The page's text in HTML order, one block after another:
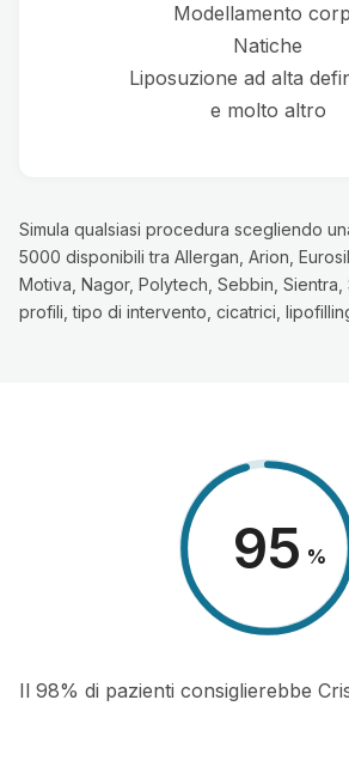
Modellamento
Natiche
Liposuzione ad alta
e molto altro
Simula qualsiasi procedura scegliendo
5000 disponibili tra Allergan, Arion,
Motiva, Nagor, Polytech, Sebbin, Sientra,
profili, tipo di intervento, cicatrici,
98 %
Il 98% di pazienti consiglierebbe